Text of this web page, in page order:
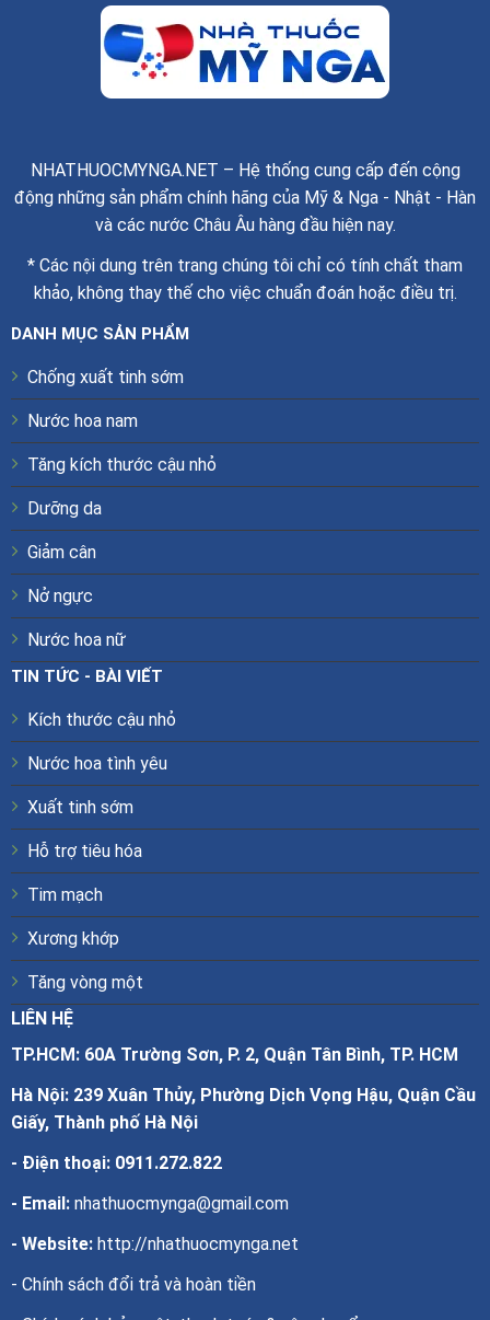
NHATHUOCMYNGA.NET – Hệ thống cung cấp đến cộng
động những sản phẩm chính hãng của Mỹ & Nga - Nhật - Hàn
và các nước Châu Âu hàng đầu hiện nay.
* Các nội dung trên trang chúng tôi chỉ có tính chất tham
khảo, không thay thế cho việc chuẩn đoán hoặc điều trị.
DANH MỤC SẢN PHẨM
Chống xuất tinh sớm
Nước hoa nam
Tăng kích thước cậu nhỏ
Dưỡng da
Giảm cân
Nở ngực
Nước hoa nữ
TIN TỨC - BÀI VIẾT
Kích thước cậu nhỏ
Nước hoa tình yêu
Xuất tinh sớm
Hỗ trợ tiêu hóa
Tim mạch
Xương khớp
Tăng vòng một
LIÊN HỆ
TP.HCM: 60A Trường Sơn, P. 2, Quận Tân Bình, TP. HCM
Hà Nội: 239 Xuân Thủy, Phường Dịch Vọng Hậu, Quận Cầu
Giấy, Thành phố Hà Nội
- Điện thoại: 0911.272.822
- Email:nhathuocmynga@gmail.com
- Website:http://nhathuocmynga.net
- Chính sách đổi trả và hoàn tiền